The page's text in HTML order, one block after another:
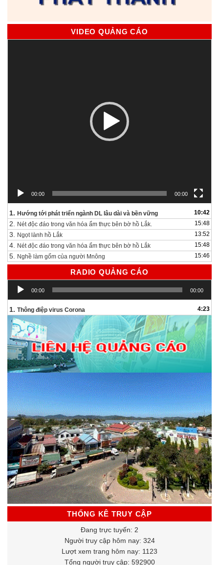
VIDEO QUẢNG CÁO
00:00 00:00
1. Hướng tới phát triển ngành DL lâu dài và bền vững 10:42
2. Nét độc đáo trong văn hóa ẩm thực bên bờ hồ Lắk. 15:48
3. Ngọt lành hồ Lắk 13:52
4. Nét độc đáo trong văn hóa ẩm thực bên bờ hồ Lắk 15:48
5. Nghề làm gốm của người Mnông 15:46
RADIO QUẢNG CÁO
Trình
chơi
00:00 00:00
1. Thông điệp virus Corona 4:23
THỐNG KÊ TRUY CẬP
Đang trực tuyến: 2
Người truy cập hôm nay: 324
Lượt xem trang hôm nay: 1123
Tổng người truy cập: 592900